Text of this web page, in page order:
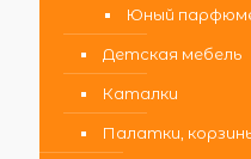
Юный
Детская мебель
Каталки
Палатки,